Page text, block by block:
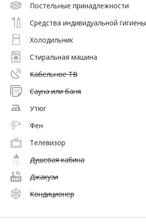
Постельные принадлежности
Средства индивидуальной гигиены
Холодильник
Стиральная машина
Кабельное ТВ
Сауна или баня
Утюг
Фен
Телевизор
Душевая кабина
Джакузи
Кондиционер